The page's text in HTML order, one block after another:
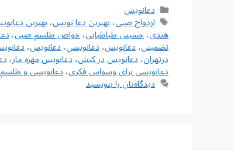
دسته‌ها
دعانویس
برچسب‌ها
ازدواج صبی،بهترین دعا نویس،بهترین
هندی،حسینی طباطبایی،خواص طلسم صبی،
تضمینی،دعانويس،دعانويسي،دعانویس،
درتهران،دعانویس در کیش،دعانویس مهره مار،
دعانویسی برای وسواس فکری،دعانویسی و طلسم
دیدگاه‌تان را بنویسید